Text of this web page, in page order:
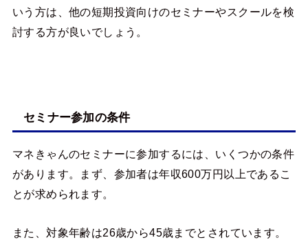
いう方は、他の短期投資向けのセミナーやスクールを検
討する方が良いでしょう。
セミナー参加の条件
マネきゃんのセミナーに参加するには、いくつかの条件
があります。まず、参加者は年収600万円以上であるこ
とが求められます。
また、対象年齢は26歳から45歳までとされています。